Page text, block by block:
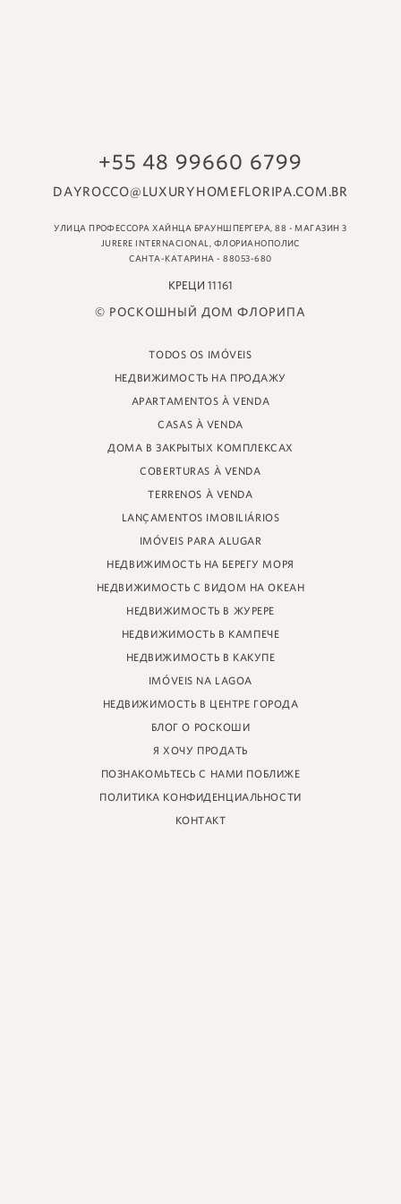
УЛИЦА ПРОФЕССОРА ХАЙНЦА БРАУНШПЕРГЕРА, 88 - МАГАЗИН
JURERE INTERNACIONAL, ФЛОРИАНОПОЛИС
САНТА-КАТАРИНА - 88053-680
КРЕЦИ 11161
© РОСКОШНЫЙ ДОМ ФЛОРИПА
TODOS OS IMÓVEIS
НЕДВИЖИМОСТЬ НА ПРОДАЖУ
APARTAMENTOS À VENDA
CASAS À VENDA
ДОМА В ЗАКРЫТЫХ КОМПЛЕКСАХ
COBERTURAS À VENDA
TERRENOS À VENDA
LANÇAMENTOS IMOBILIÁRIOS
IMÓVEIS PARA ALUGAR
НЕДВИЖИМОСТЬ НА БЕРЕГУ МОРЯ
НЕДВИЖИМОСТЬ С ВИДОМ НА ОКЕАН
НЕДВИЖИМОСТЬ В ЖУРЕРЕ
НЕДВИЖИМОСТЬ В КАМПЕЧЕ
НЕДВИЖИМОСТЬ В КАКУПЕ
IMÓVEIS NA LAGOA
НЕДВИЖИМОСТЬ В ЦЕНТРЕ ГОРОДА
БЛОГ О РОСКОШИ
Я ХОЧУ ПРОДАТЬ
ПОЗНАКОМЬТЕСЬ С НАМИ ПОБЛИЖЕ
ПОЛИТИКА КОНФИДЕНЦИАЛЬНОСТИ
КОНТАКТ